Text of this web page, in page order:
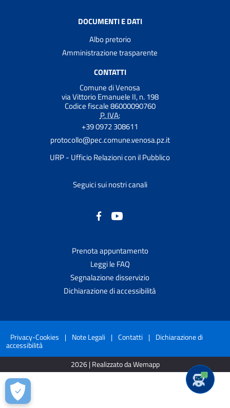
DOCUMENTI E DATI
Albo pretorio
Amministrazione trasparente
CONTATTI
Comune di Venosa
via Vittorio Emanuele II, n. 198
Codice fiscale 86000090760
P. IVA:
+39 0972 308611
protocollo@pec.comune.venosa.pz.it
URP - Ufficio Relazioni con il Pubblico
Seguici sui nostri canali
Prenota appuntamento
Leggi le FAQ
Segnalazione disservizio
Dichiarazione di accessibilità
Privacy-Cookies | Note Legali | Contatti | Dichiarazione di
accessibilità
2026 | Realizzato da Wemapp